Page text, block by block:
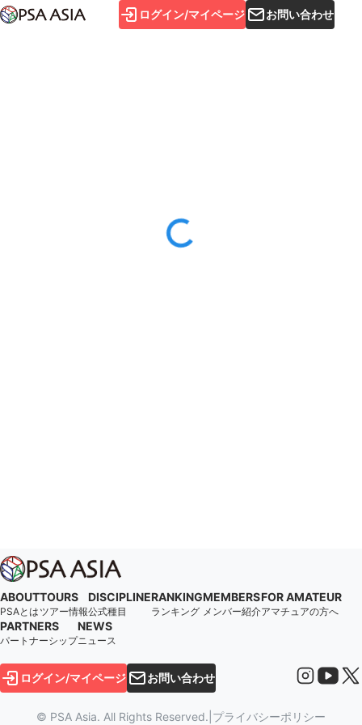
ログイン/マイページ お問い合わせ
ABOUT
PSAとは
TOURS
ツアー情報
DISCIPLINE
公式種目
RANKING
ランキング
MEMBERS
メンバー紹介
FOR AMATEUR
アマチュアの方へ
PARTNERS
パートナーシップ
NEWS
ニュース
ログイン/マイページ お問い合わせ
© PSA Asia. All Rights Reserved. プライバシーポリシー